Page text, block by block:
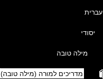
עברית
יסודי
מילה טובה
מדריכים למורה (מילה טובה)